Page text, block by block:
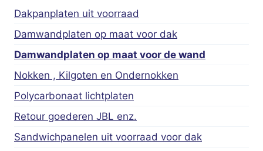
Dakpanplaten uit voorraad
Damwandplaten op maat voor dak
Damwandplaten op maat voor de wand
Nokken , Kilgoten en Ondernokken
Polycarbonaat lichtplaten
Retour goederen JBL enz.
Sandwichpanelen uit voorraad voor dak